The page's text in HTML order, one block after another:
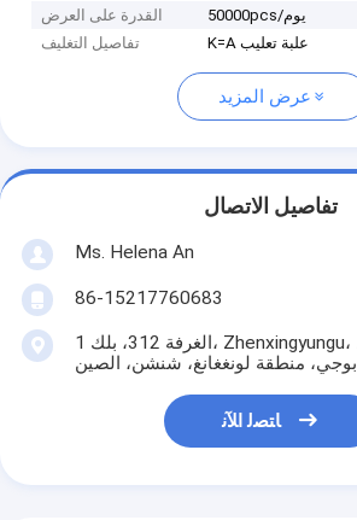
القدرة على العرض
50000pcs/يوم
تفاصيل التغليف
K=A علبة تعليب
عرض المزيد
تفاصيل الاتصال
Ms. Helena An
86-15217760683
الغرفة 312، بلك 1، Zhenxingyungu، لا.233، شارع بولونغ،
بوجي، منطقة لونغغانغ، شنشن، الصين
ﺎﺘﺼﻟ ﺍﻶﻧ